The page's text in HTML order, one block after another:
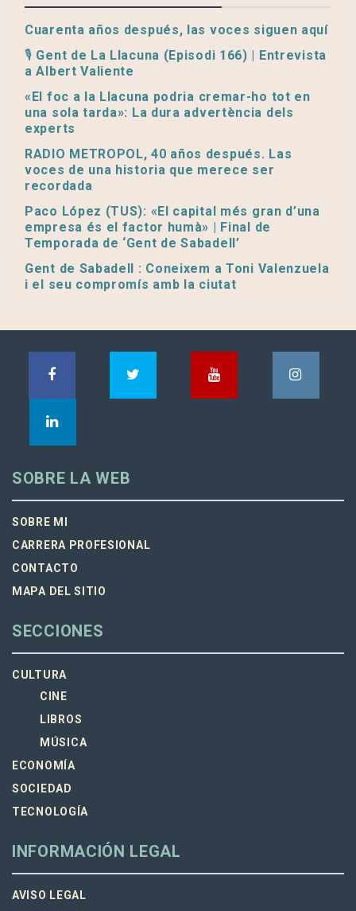
Cuarenta años después, las voces siguen aquí
🎙️ Gent de La Llacuna (Episodi 166) | Entrevista
a Albert Valiente
«El foc a la Llacuna podria cremar-ho tot en
una sola tarda»: La dura advertència dels
experts
RADIO METROPOL, 40 años después. Las
voces de una historia que merece ser
recordada
Paco López (TUS): «El capital més gran d’una
empresa és el factor humà» | Final de
Temporada de ‘Gent de Sabadell’
Gent de Sabadell : Coneixem a Toni Valenzuela
i el seu compromís amb la ciutat
SOBRE LA WEB
SOBRE MI
CARRERA PROFESIONAL
CONTACTO
MAPA DEL SITIO
SECCIONES
CULTURA
CINE
LIBROS
MÚSICA
ECONOMÍA
SOCIEDAD
TECNOLOGÍA
INFORMACIÓN LEGAL
AVISO LEGAL